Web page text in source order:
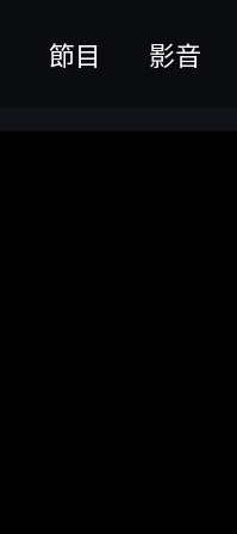
節目 影音